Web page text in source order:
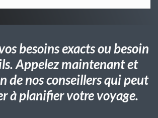
besoins exacts ou besoin
Appelez maintenant et
de nos conseillers qui peut
à planifier votre voyage.